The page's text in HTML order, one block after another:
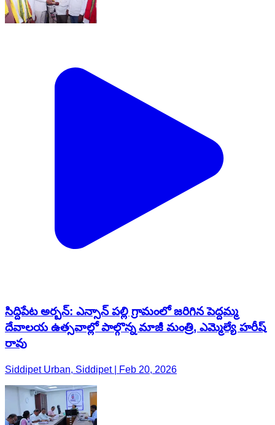
సిద్దిపేట అర్బన్: ఎన్సాన్ పల్లి గ్రామంలో జరిగిన పెద్దమ్మ
దేవాలయ ఉత్సవాల్లో పాల్గొన్న మాజీ మంత్రి, ఎమ్మెల్యే హరీష్
రావు
Siddipet Urban, Siddipet | Feb 20, 2026